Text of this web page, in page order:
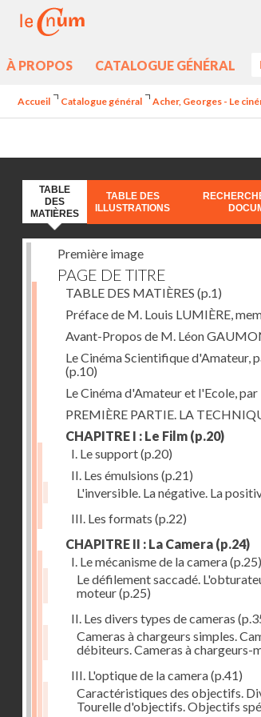
À PROPOS CATALOGUE GÉNÉRAL
Accueil Catalogue général Acher, Georges - Le
TABLE
DES
MATIÈRES
TABLE DES
ILLUSTRATIONS
Première image
PAGE DE TITRE
TABLE DES MATIÈRES (p.1)
Préface de M. Louis LUMIÈRE,
Avant-Propos de M. Léon
Le Cinéma Scientifique d'Amateur,
(p.10)
Le Cinéma d'Amateur et l'Ecole,
PREMIÈRE PARTIE. LA
CHAPITRE I : Le Film (p.20)
I. Le support(p.20)
II. Les émulsions (p.21)
L'inversible. La négative. La
III. Les formats (p.22)
CHAPITRE II : La Camera (p.24)
I. Le mécanisme de la camera(p.25)
Le défilement saccadé.
moteur(p.25)
II. Les divers types de cameras
Cameras à chargeurs simples.
débiteurs. Cameras à chargeurs-
III. L'optique de la camera(p.41)
Caractéristiques des objectifs.
Tourelle d'objectifs. Objectifs